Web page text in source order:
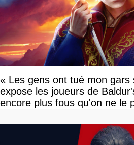
« Les gens ont tué mon gars
expose les joueurs de
encore plus fous qu'on ne le